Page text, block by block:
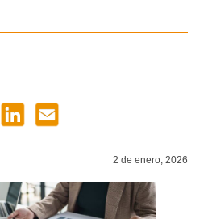
2 de enero, 2026